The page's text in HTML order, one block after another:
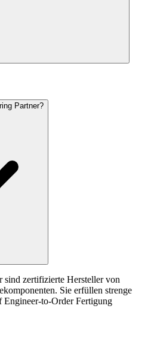
Partner?
sind zertifizierte Hersteller von
Sie erfüllen strenge
Engineer-to-Order Fertigung